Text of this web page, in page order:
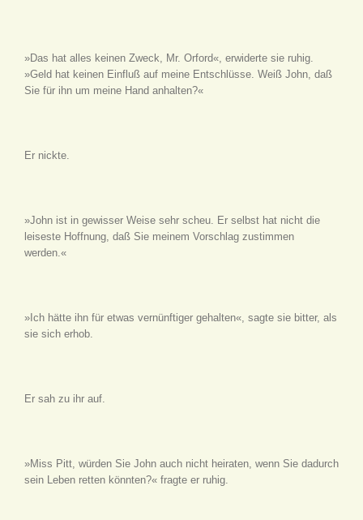
»Das hat alles keinen Zweck, Mr. Orford«, erwiderte sie ruhig.
»Geld hat keinen Einfluß auf meine Entschlüsse. Weiß John, daß
Sie für ihn um meine Hand anhalten?«
Er nickte.
»John ist in gewisser Weise sehr scheu. Er selbst hat nicht die
leiseste Hoffnung, daß Sie meinem Vorschlag zustimmen
werden.«
»Ich hätte ihn für etwas vernünftiger gehalten«, sagte sie bitter, als
sie sich erhob.
Er sah zu ihr auf.
»Miss Pitt, würden Sie John auch nicht heiraten, wenn Sie dadurch
sein Leben retten könnten?« fragte er ruhig.